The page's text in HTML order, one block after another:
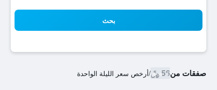
بحث
صفقات من56 ﷼ /أرخص سعر الليلة الواحدة